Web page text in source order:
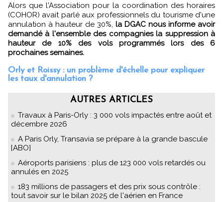
Alors que l'Association pour la coordination des horaires
(COHOR) avait parlé aux professionnels du tourisme d'une
annulation à hauteur de 30%, la DGAC nous informe avoir
demandé à l'ensemble des compagnies la suppression à
hauteur de 10% des vols programmés lors des 6
prochaines semaines.
Orly et Roissy : un problème d'échelle pour expliquer
les taux d'annulation ?
AUTRES ARTICLES
Travaux à Paris-Orly : 3 000 vols impactés entre août et
décembre 2026
A Paris Orly, Transavia se prépare à la grande bascule
[ABO]
Aéroports parisiens : plus de 123 000 vols retardés ou
annulés en 2025
183 millions de passagers et des prix sous contrôle :
tout savoir sur le bilan 2025 de l'aérien en France